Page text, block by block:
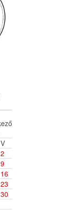
V
2
9
16
23
30